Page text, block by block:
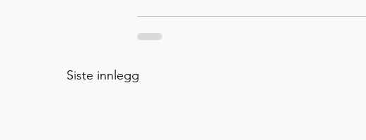
Siste innlegg